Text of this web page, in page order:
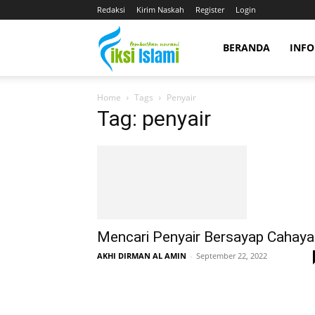
Redaksi Kirim Naskah Register Login
fiksiislami.com
BERANDA
Home Tags Penyair
Tag: penyair
Mencari Penyair Bersayap Cahaya
AKHI DIRMAN AL AMIN - September 22, 2022